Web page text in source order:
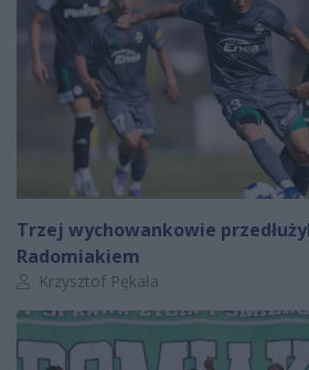
Trzej wychowankowie
Radomiakiem
Autor artykułu:
Krzysztof Pękała